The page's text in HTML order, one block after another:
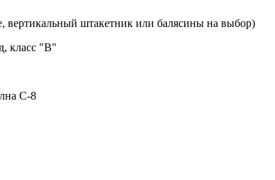
вертикальный штакетник или балясины на выбор)
класс "В"
С-8